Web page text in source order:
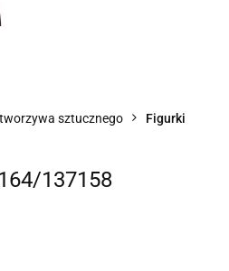
sztucznego Figurki
137158